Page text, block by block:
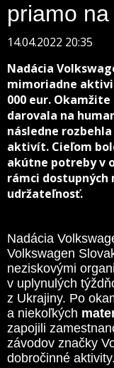
priamo
14.04.2022 20:35
Nadácia
mimoriadne
000 eur.
darovala na
následne
aktivít. Cieľom
akútne potreby v
rámci dostupných
udržateľnosť.
Nadácia
Volkswagen
neziskovými
v uplynulých
z Ukrajiny. Po
a niekoľkých
zapojili
závodov značky
dobročinné aktivity.